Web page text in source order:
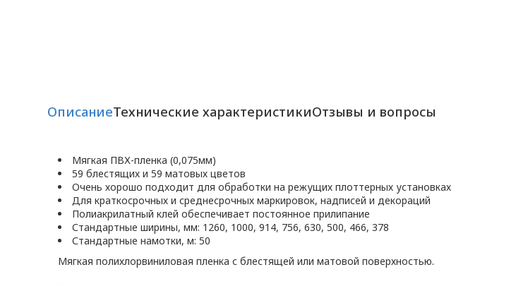
ОписаниеТехнические характеристикиОтзывы и вопросы
Мягкая ПВХ-пленка (0,075мм)
59 блестящих и 59 матовых цветов
Очень хорошо подходит для обработки на режущих плоттерных установках
Для краткосрочных и среднесрочных маркировок, надписей и декораций
Полиакрилатный клей обеспечивает постоянное прилипание
Стандартные ширины, мм: 1260, 1000, 914, 756, 630, 500, 466, 378
Стандартные намотки, м: 50
Мягкая полихлорвиниловая пленка с блестящей или матовой поверхностью.